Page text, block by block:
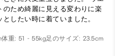
ため綺麗に見える変わりに楽
したい時に着ていました。
体重: 51 - 55kg足のサイズ: 23.5cm